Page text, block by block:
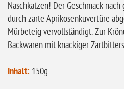
glutenfrei
ohne
Sonnenblumen
Naschkatzen! Der Geschmack
durch zarte Aprikosenkuvertüre
Mürbeteig vervollständigt. Zur
Backwaren mit knackiger
Inhalt: 150g